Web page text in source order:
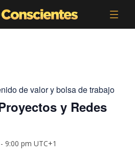
de valor y bolsa de trabajo
y Redes
-9:00 pm UTC+1